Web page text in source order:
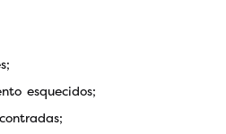
esquecidos;